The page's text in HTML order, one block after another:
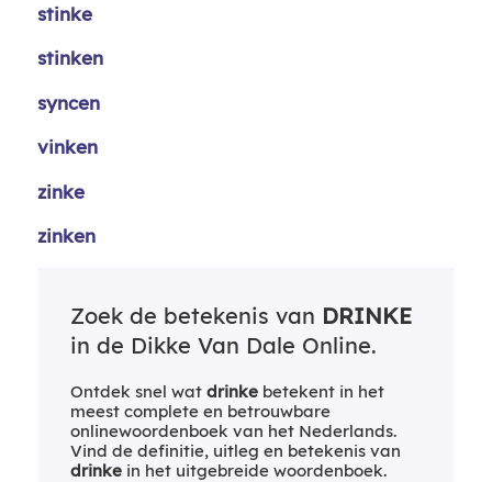
stinke
stinken
syncen
vinken
zinke
zinken
Zoek de betekenis van DRINKE
in de Dikke Van Dale Online.
Ontdek snel wat drinkebetekent in het
meest complete en betrouwbare
onlinewoordenboek van het Nederlands.
Vind de definitie, uitleg en betekenis van
drinkein het uitgebreide woordenboek.